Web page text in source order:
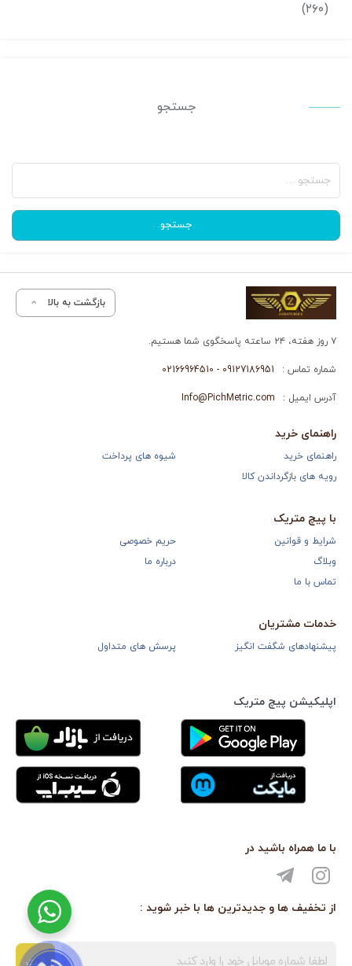
(۲۶۰)
جستجو
جستجو
برای:
جستجو
بازگشت به بالا
۷ روز هفته، ۲۴ ساعته پاسخگوی شما هستیم.
شماره تماس : 09127186951 - 02166964510
آدرس ایمیل : Info@PichMetric.com
راهنمای خرید
راهنمای خرید
شیوه های پرداخت
رویه های بازگرداندن کالا
با پیچ متریک
شرایط و قوانین
حریم خصوصی
وبلاگ
درباره ما
تماس با ما
خدمات مشتریان
پیشنهادهای شگفت انگیز پرسش های متداول
اپلیکیشن پیچ متریک
از تخفیف ها و جدیدترین ها با خبر شوید :
ثبت
با ما همراه باشید در